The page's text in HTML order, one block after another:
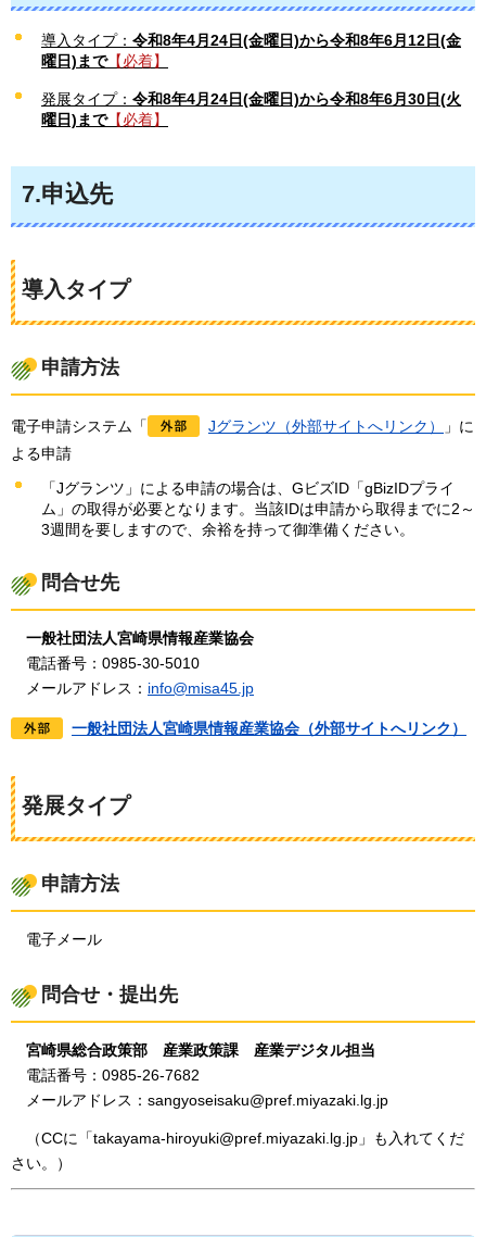
導入タイプ： 令和8年4月24日(金曜日)から令和8年6月12日(金
曜日)まで【必着】
発展タイプ： 令和8年4月24日(金曜日)から令和8年6月30日(火
曜日)まで【必着】
7.申込先
導入タイプ
申請方法
電子申請システム「 Jグランツ（外部サイトへリンク）
」に
よる申請
「Jグランツ」による申請の場合は、GビズID「gBizIDプライ
ム」の取得が必要となります。当該IDは申請から取得までに2～
3週間を要しますので、余裕を持って御準備ください。
問合せ先
一般社団法人宮崎県情報産業協会
電話番号：0985-30-5010
メールアドレス： info@misa45.jp
一般社団法人宮崎県情報産業協会（外部サイトへリンク）
発展タイプ
申請方法
電子メール
問合せ・提出先
宮崎県総合政策部 産業政策課 産業デジタル担当
電話番号：0985-26-7682
メールアドレス：sangyoseisaku@pref.miyazaki.lg.jp
（CCに「takayama-hiroyuki@pref.miyazaki.lg.jp」も入れてくだ
さい。）